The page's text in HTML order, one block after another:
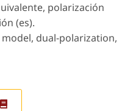
polarización
(es).
model, dual-polarization,